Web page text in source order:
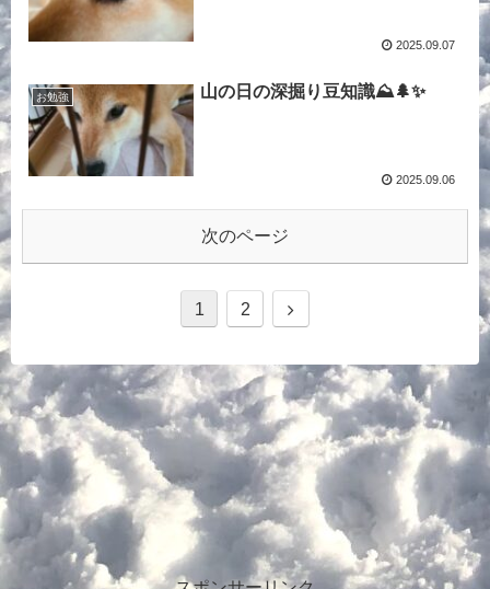
2025.09.07
お勉強 山の日の深掘り豆知識⛰️🌲✨
2025.09.06
次のページ
1 2